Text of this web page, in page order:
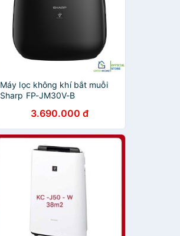
Máy lọc không khí bắt muỗi
Sharp FP-JM30V-B
3.690.000 đ